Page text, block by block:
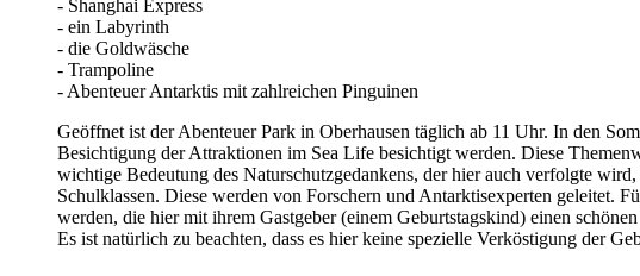
- Shanghai Express
- ein Labyrinth
- die Goldwäsche
- Trampoline
- Abenteuer Antarktis mit zahlreichen Pinguinen
Geöffnet ist der Abenteuer Park in Oberhausen täglich ab 11 Uhr. In den
Besichtigung der Attraktionen im Sea Life besichtigt werden. Diese
wichtige Bedeutung des Naturschutzgedankens, der hier auch verfolgte
Schulklassen. Diese werden von Forschern und Antarktisexperten geleitet.
werden, die hier mit ihrem Gastgeber (einem Geburtstagskind) einen
Es ist natürlich zu beachten, dass es hier keine spezielle Verköstigung der